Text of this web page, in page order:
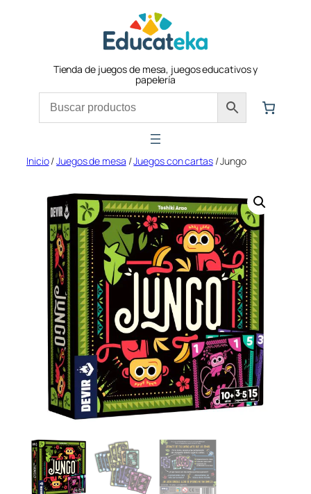
Tienda de juegos de mesa, juegos educativos y
papelería
Inicio/Juegos de mesa /Juegos con cartas/ Jungo